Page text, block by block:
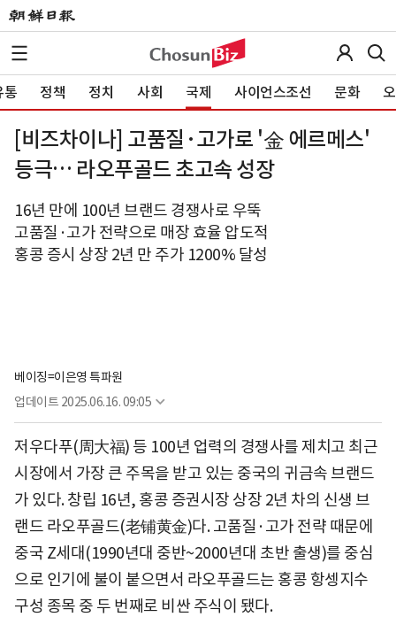
통 정책 정치 사회 국제 사이언스조선 문화
[비즈차이나] 고품질·고가로 '金 에르메스'
등극… 라오푸골드 초고속 성장
16년 만에 100년 브랜드 경쟁사로 우뚝
고품질·고가 전략으로 매장 효율 압도적
홍콩 증시 상장 2년 만 주가 1200% 달성
베이징=이은영 특파원
업데이트 2025.06.16. 09:05
저우다푸(周大福) 등 100년 업력의 경쟁사를 제치고 최근
시장에서 가장 큰 주목을 받고 있는 중국의 귀금속 브랜드
가 있다. 창립 16년, 홍콩 증권시장 상장 2년 차의 신생 브
랜드 라오푸골드(老铺黄金)다. 고품질·고가 전략 때문에
중국 Z세대(1990년대 중반~2000년대 초반 출생)를 중심
으로 인기에 불이 붙으면서 라오푸골드는 홍콩 항셍지수
구성 종목 중 두 번째로 비싼 주식이 됐다.